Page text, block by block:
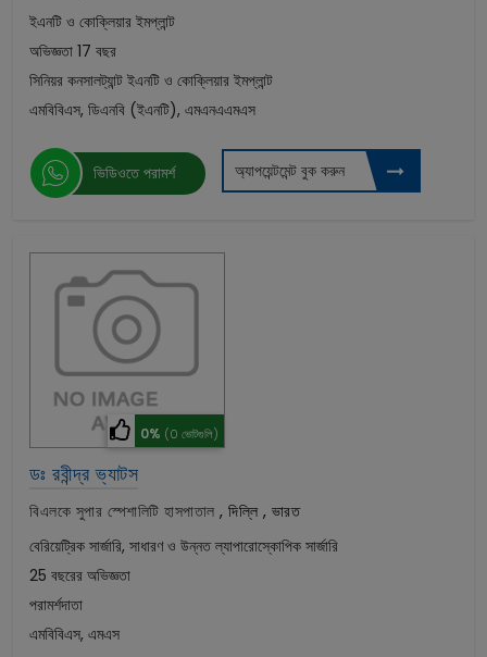
ইএনটি ও কোক্লিয়ার ইমপ্লান্ট
অভিজ্ঞতা 17 বছর
সিনিয়র কনসালট্যান্ট ইএনটি ও কোক্লিয়ার ইমপ্লান্ট
এমবিবিএস, ডিএনবি (ইএনটি), এমএনএএমএস
ভিডিওতে পরামর্শ অ্যাপয়েন্টমেন্ট বুক করুন
0% (0 ভোটগুলি)
ডঃ রবীন্দ্র ভ্যাটস
বিএলকে সুপার স্পেশালিটি হাসপাতাল , দিল্লি , ভারত
বেরিয়েট্রিক সার্জারি, সাধারণ ও উন্নত ল্যাপারোস্কোপিক সার্জারি
25 বছরের অভিজ্ঞতা
পরামর্শদাতা
এমবিবিএস, এমএস